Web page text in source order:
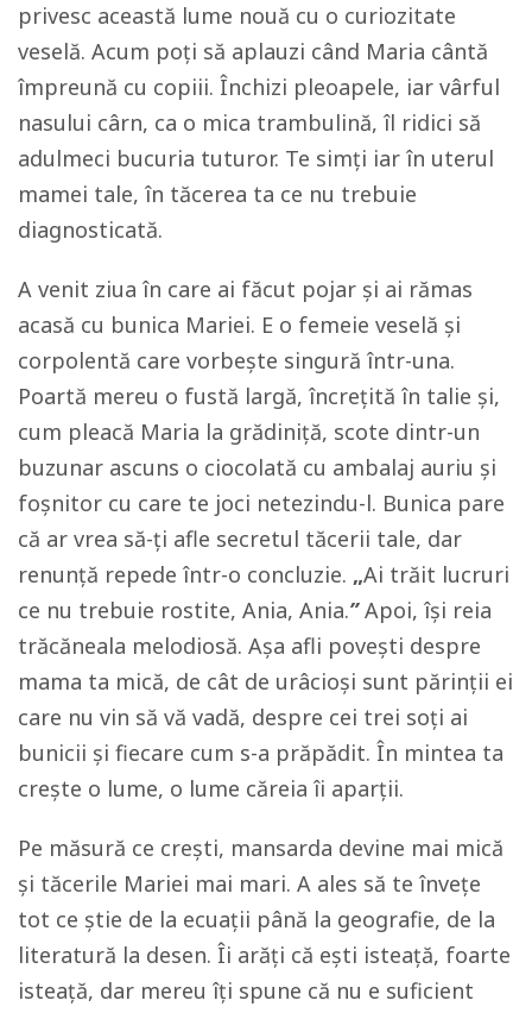
privesc această lume nouă cu o curiozitate
veselă. Acum poți să aplauzi când Maria cântă
împreună cu copiii. Închizi pleoapele, iar vârful
nasului cârn, ca o mica trambulină, îl ridici să
adulmeci bucuria tuturor. Te simți iar în uterul
mamei tale, în tăcerea ta ce nu trebuie
diagnosticată.
A venit ziua în care ai făcut pojar și ai rămas
acasă cu bunica Mariei. E o femeie veselă și
corpolentă care vorbește singură într-una.
Poartă mereu o fustă largă, încrețită în talie și,
cum pleacă Maria la grădiniță, scote dintr-un
buzunar ascuns o ciocolată cu ambalaj auriu și
foșnitor cu care te joci netezindu-l. Bunica pare
că ar vrea să-ți afle secretul tăcerii tale, dar
renunță repede într-o concluzie. „Ai trăit lucruri
ce nu trebuie rostite, Ania, Ania.”Apoi, își reia
trăcăneala melodiosă. Așa afli povești despre
mama ta mică, de cât de urâcioși sunt părinții ei
care nu vin să vă vadă, despre cei trei soți ai
bunicii și fiecare cum s-a prăpădit. În mintea ta
crește o lume, o lume căreia îi aparții.
Pe măsură ce crești, mansarda devine mai mică
și tăcerile Mariei mai mari. A ales să te învețe
tot ce știe de la ecuații până la geografie, de la
literatură la desen. Îi arăți că ești isteață, foarte
isteață, dar mereu îți spune că nu e suficient